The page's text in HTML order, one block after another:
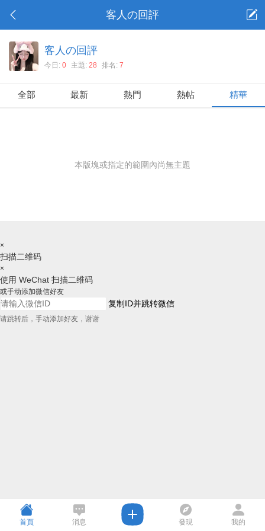
客人の回評
客人の回評
今日: 0 主題: 28 排名: 7
全部 最新 熱門 熱帖 精華
本版塊或指定的範圍內尚無主題
×
扫描二维码
×
使用 WeChat 扫描二维码
或手动添加微信好友
复制ID并跳转微信
请跳转后，手动添加好友，谢谢
首頁 消息 發現 我的